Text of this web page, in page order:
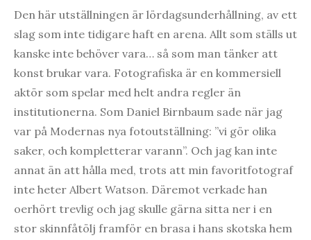
Den här utställningen är lördagsunderhållning, av ett
slag som inte tidigare haft en arena. Allt som ställs ut
kanske inte behöver vara… så som man tänker att
konst brukar vara. Fotografiska är en kommersiell
aktör som spelar med helt andra regler än
institutionerna. Som Daniel Birnbaum sade när jag
var på Modernas nya fotoutställning: ”vi gör olika
saker, och kompletterar varann”. Och jag kan inte
annat än att hålla med, trots att min favoritfotograf
inte heter Albert Watson. Däremot verkade han
oerhört trevlig och jag skulle gärna sitta ner i en
stor skinnfåtölj framför en brasa i hans skotska hem